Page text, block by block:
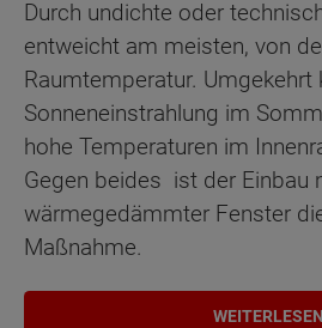
Durch undichte oder
entweicht am meisten, von
Raumtemperatur. Umgekehrt
Sonneneinstrahlung im
hohe Temperaturen im
Gegen beides ist der Einbau
wärmegedämmter Fenster
Maßnahme.
WEITERLESEN